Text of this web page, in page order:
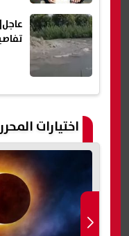
اختيارات المحرر